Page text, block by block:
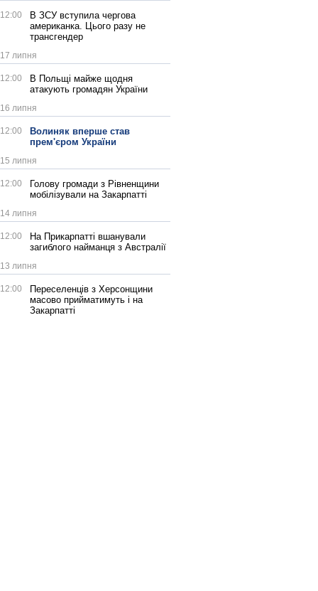
12:00
В ЗСУ вступила чергова
американка. Цього разу не
трансгендер
17 липня
12:00
В Польщі майже щодня
атакують громадян України
16 липня
12:00
Волиняк вперше став
прем'єром України
15 липня
12:00
Голову громади з Рівненщини
мобілізували на Закарпатті
14 липня
12:00
На Прикарпатті вшанували
загиблого найманця з Австралії
13 липня
12:00
Переселенців з Херсонщини
масово прийматимуть і на
Закарпатті